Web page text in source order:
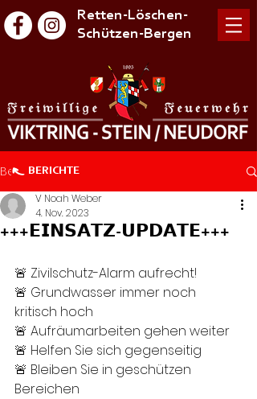
Retten-Löschen-
Schützen-Bergen
Beitrag
+++𝗘𝗜𝗡𝗦𝗔𝗧𝗭-𝗨𝗣𝗗𝗔𝗧𝗘+++
V Noah Weber
4. Nov. 2023
🚨 Zivilschutz-Alarm aufrecht!
🚨 Grundwasser immer noch
kritisch hoch
🚨 Aufräumarbeiten gehen weiter
🚨 Helfen Sie sich gegenseitig
🚨 Bleiben Sie in geschützen
Bereichen
BERICHTE